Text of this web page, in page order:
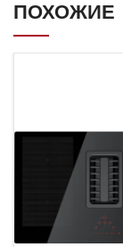
ПОХОЖИЕ